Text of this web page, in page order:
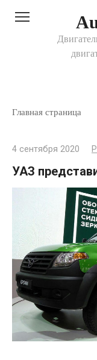
Главная страница
4 сентября 2020
УАЗ